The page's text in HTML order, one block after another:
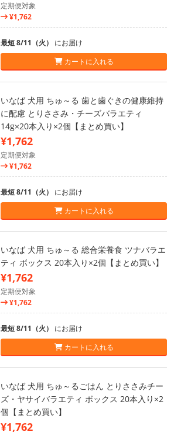
定期便対象
¥1,762
最短 8/11（火） にお届け
カートに入れる
いなば 犬用 ちゅ～る 歯と歯ぐきの健康維持
に配慮 とりささみ・チーズバラエティ
14g×20本入り×2個【まとめ買い】
¥1,762
定期便対象
¥1,762
最短 8/11（火） にお届け
カートに入れる
いなば 犬用 ちゅ～る 総合栄養食 ツナバラエ
ティ ボックス 20本入り×2個【まとめ買い】
¥1,762
定期便対象
¥1,762
最短 8/11（火） にお届け
カートに入れる
いなば 犬用 ちゅ～るごはん とりささみチー
ズ・ヤサイバラエティ ボックス 20本入り×2
個【まとめ買い】
¥1,762